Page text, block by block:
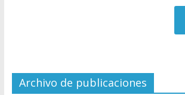
el
Archivo de publicaciones